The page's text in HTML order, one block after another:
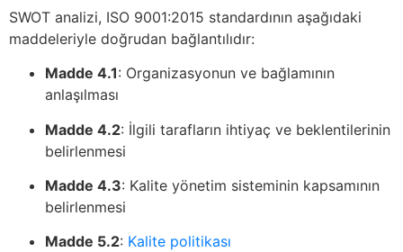
SWOT analizi, ISO 9001:2015 standardının aşağıdaki
maddeleriyle doğrudan bağlantılıdır:
Madde 4.1: Organizasyonun ve bağlamının
anlaşılması
Madde 4.2: İlgili tarafların ihtiyaç ve beklentilerinin
belirlenmesi
Madde 4.3: Kalite yönetim sisteminin kapsamının
belirlenmesi
Madde 5.2: Kalite politikası